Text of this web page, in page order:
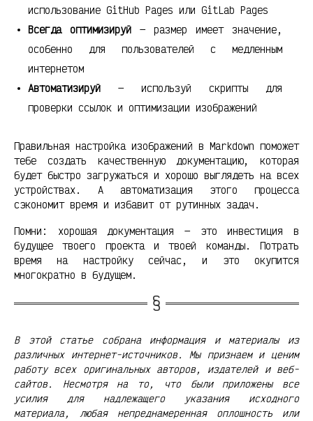
использование GitHub Pages или GitLab Pages
Всегда оптимизируй— размер имеет значение,
особенно для пользователей с медленным
интернетом
Автоматизируй — используй скрипты для
проверки ссылок и оптимизации изображений
Правильная настройка изображений в Markdown поможет
тебе создать качественную документацию, которая
будет быстро загружаться и хорошо выглядеть на всех
устройствах. А автоматизация этого процесса
сэкономит время и избавит от рутинных задач.
Помни: хорошая документация — это инвестиция в
будущее твоего проекта и твоей команды. Потрать
время на настройку сейчас, и это окупится
многократно в будущем.
В этой статье собрана информация и материалы из
различных интернет-источников. Мы признаем и ценим
работу всех оригинальных авторов, издателей и веб-
сайтов. Несмотря на то, что были приложены все
усилия для надлежащего указания исходного
материала, любая непреднамеренная оплошность или